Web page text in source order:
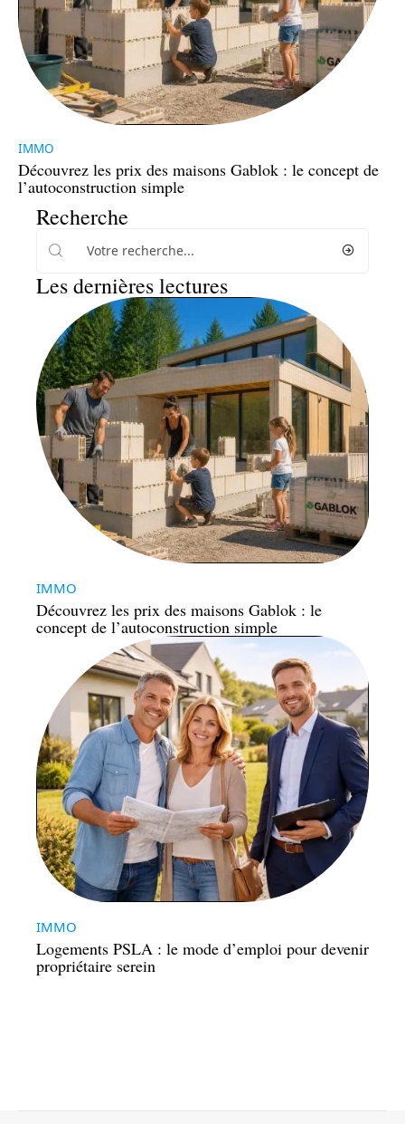
IMMO
Découvrez les prix des maisons Gablok : le concept de
l’autoconstruction simple
Recherche
Les dernières lectures
IMMO
Découvrez les prix des maisons Gablok : le
concept de l’autoconstruction simple
IMMO
Logements PSLA : le mode d’emploi pour devenir
propriétaire serein